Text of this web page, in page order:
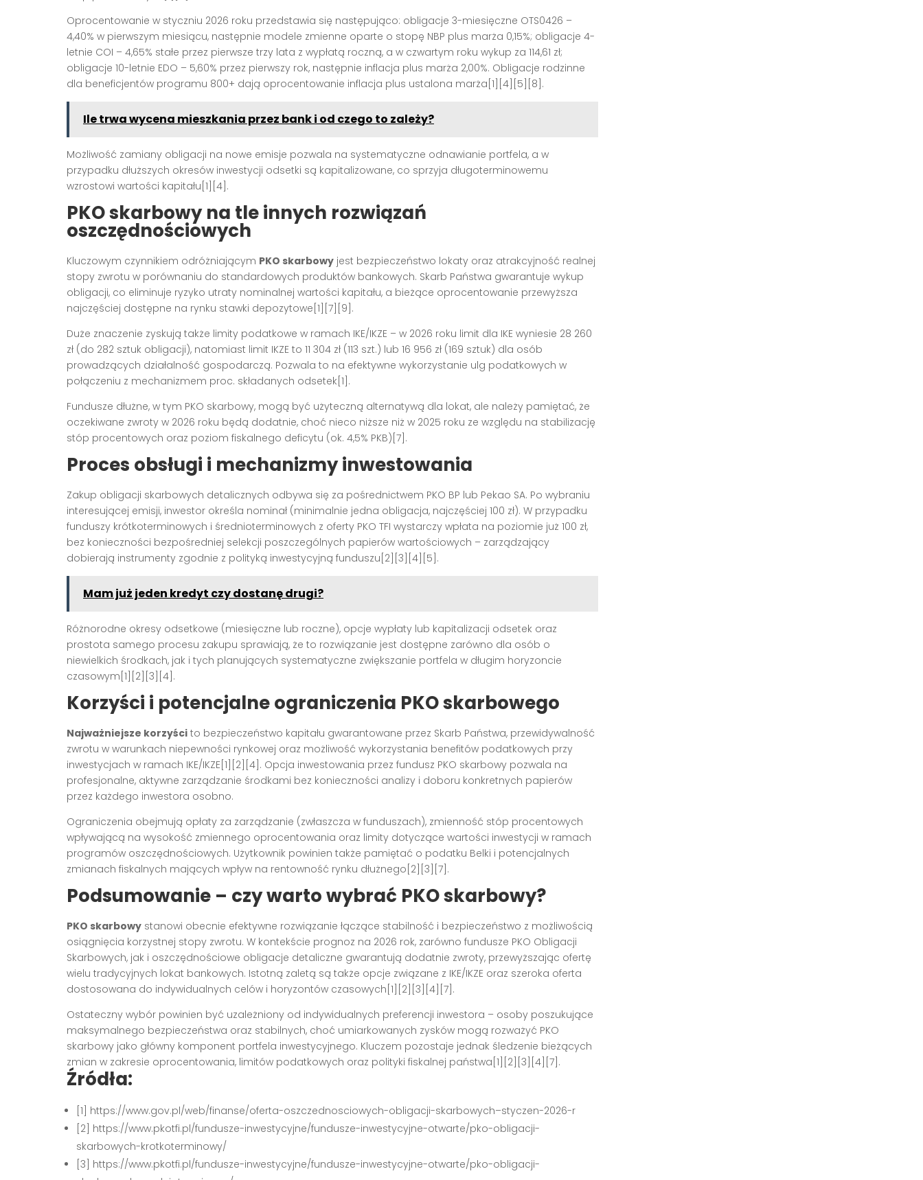
Oprocentowanie w styczniu 2026 roku przedstawia się następująco: obligacje 3-miesięczne OTS0426 –
4,40% w pierwszym miesiącu, następnie modele zmienne oparte o stopę NBP plus marża 0,15%; obligacje 4-
letnie COI – 4,65% stałe przez pierwsze trzy lata z wypłatą roczną, a w czwartym roku wykup za 114,61 zł;
obligacje 10-letnie EDO – 5,60% przez pierwszy rok, następnie inflacja plus marża 2,00%. Obligacje rodzinne
dla beneficjentów programu 800+ dają oprocentowanie inflacja plus ustalona marża[1][4][5][8].
Ile trwa wycena mieszkania przez bank i od czego to zależy?
Możliwość zamiany obligacji na nowe emisje pozwala na systematyczne odnawianie portfela, a w
przypadku dłuższych okresów inwestycji odsetki są kapitalizowane, co sprzyja długoterminowemu
wzrostowi wartości kapitału[1][4].
PKO skarbowy na tle innych rozwiązań
oszczędnościowych
Kluczowym czynnikiem odróżniającym PKO skarbowy jest bezpieczeństwo lokaty oraz atrakcyjność realnej
stopy zwrotu w porównaniu do standardowych produktów bankowych. Skarb Państwa gwarantuje wykup
obligacji, co eliminuje ryzyko utraty nominalnej wartości kapitału, a bieżące oprocentowanie przewyższa
najczęściej dostępne na rynku stawki depozytowe[1][7][9].
Duże znaczenie zyskują także limity podatkowe w ramach IKE/IKZE – w 2026 roku limit dla IKE wyniesie 28 260
zł (do 282 sztuk obligacji), natomiast limit IKZE to 11 304 zł (113 szt.) lub 16 956 zł (169 sztuk) dla osób
prowadzących działalność gospodarczą. Pozwala to na efektywne wykorzystanie ulg podatkowych w
połączeniu z mechanizmem proc. składanych odsetek[1].
Fundusze dłużne, w tym PKO skarbowy, mogą być użyteczną alternatywą dla lokat, ale należy pamiętać, że
oczekiwane zwroty w 2026 roku będą dodatnie, choć nieco niższe niż w 2025 roku ze względu na stabilizację
stóp procentowych oraz poziom fiskalnego deficytu (ok. 4,5% PKB)[7].
Proces obsługi i mechanizmy inwestowania
Zakup obligacji skarbowych detalicznych odbywa się za pośrednictwem PKO BP lub Pekao SA. Po wybraniu
interesującej emisji, inwestor określa nominał (minimalnie jedna obligacja, najczęściej 100 zł). W przypadku
funduszy krótkoterminowych i średnioterminowych z oferty PKO TFI wystarczy wpłata na poziomie już 100 zł,
bez konieczności bezpośredniej selekcji poszczególnych papierów wartościowych – zarządzający
dobierają instrumenty zgodnie z polityką inwestycyjną funduszu[2][3][4][5].
Mam już jeden kredyt czy dostanę drugi?
Różnorodne okresy odsetkowe (miesięczne lub roczne), opcje wypłaty lub kapitalizacji odsetek oraz
prostota samego procesu zakupu sprawiają, że to rozwiązanie jest dostępne zarówno dla osób o
niewielkich środkach, jak i tych planujących systematyczne zwiększanie portfela w długim horyzoncie
czasowym[1][2][3][4].
Korzyści i potencjalne ograniczenia PKO skarbowego
Najważniejsze korzyści to bezpieczeństwo kapitału gwarantowane przez Skarb Państwa, przewidywalność
zwrotu w warunkach niepewności rynkowej oraz możliwość wykorzystania benefitów podatkowych przy
inwestycjach w ramach IKE/IKZE[1][2][4]. Opcja inwestowania przez fundusz PKO skarbowy pozwala na
profesjonalne, aktywne zarządzanie środkami bez konieczności analizy i doboru konkretnych papierów
przez każdego inwestora osobno.
Ograniczenia obejmują opłaty za zarządzanie (zwłaszcza w funduszach), zmienność stóp procentowych
wpływającą na wysokość zmiennego oprocentowania oraz limity dotyczące wartości inwestycji w ramach
programów oszczędnościowych. Użytkownik powinien także pamiętać o podatku Belki i potencjalnych
zmianach fiskalnych mających wpływ na rentowność rynku dłużnego[2][3][7].
Podsumowanie – czy warto wybrać PKO skarbowy?
PKO skarbowy stanowi obecnie efektywne rozwiązanie łączące stabilność i bezpieczeństwo z możliwością
osiągnięcia korzystnej stopy zwrotu. W kontekście prognoz na 2026 rok, zarówno fundusze PKO Obligacji
Skarbowych, jak i oszczędnościowe obligacje detaliczne gwarantują dodatnie zwroty, przewyższając ofertę
wielu tradycyjnych lokat bankowych. Istotną zaletą są także opcje związane z IKE/IKZE oraz szeroka oferta
dostosowana do indywidualnych celów i horyzontów czasowych[1][2][3][4][7].
Ostateczny wybór powinien być uzależniony od indywidualnych preferencji inwestora – osoby poszukujące
maksymalnego bezpieczeństwa oraz stabilnych, choć umiarkowanych zysków mogą rozważyć PKO
skarbowy jako główny komponent portfela inwestycyjnego. Kluczem pozostaje jednak śledzenie bieżących
zmian w zakresie oprocentowania, limitów podatkowych oraz polityki fiskalnej państwa[1][2][3][4][7].
Źródła:
[1] https://www.gov.pl/web/finanse/oferta-oszczednosciowych-obligacji-skarbowych–styczen-2026-r
[2] https://www.pkotfi.pl/fundusze-inwestycyjne/fundusze-inwestycyjne-otwarte/pko-obligacji-
skarbowych-krotkoterminowy/
[3] https://www.pkotfi.pl/fundusze-inwestycyjne/fundusze-inwestycyjne-otwarte/pko-obligacji-